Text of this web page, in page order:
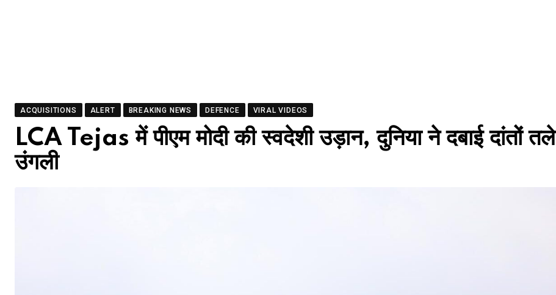
ACQUISITIONS ALERT BREAKING NEWS DEFENCE VIRAL VIDEOS
LCA Tejas में पीएम मोदी की स्वदेशी उड़ान, दुनिया ने दबाई दांतों तले
उंगली